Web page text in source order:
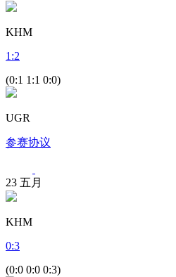
KHM
1 :2
(0:1 1:1 0:0)
UGR
参赛协议
23 五月
KHM
0:3
(0:0 0:0 0:3)